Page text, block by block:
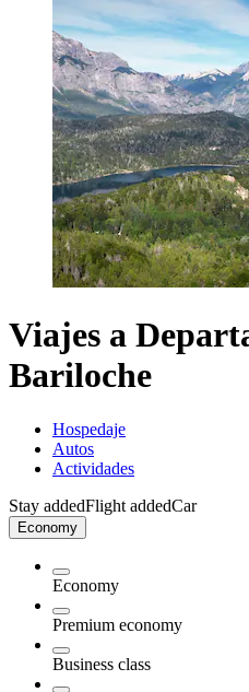
Viajes a
Bariloche
Hospedaje
Autos
Actividades
Stay addedFlight addedCar
Economy
Economy
Premium economy
Business class